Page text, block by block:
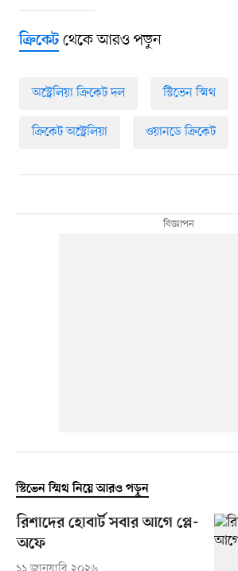
ক্রিকেটথেকে আরও পড়ুন
অস্ট্রেলিয়া ক্রিকেট দল স্টিভেন স্মিথ
ক্রিকেট অস্ট্রেলিয়া ওয়ানডে ক্রিকেট
স্টিভেন স্মিথ নিয়ে আরও পড়ুন
রিশাদের হোবার্ট সবার আগে প্লে-
অফে